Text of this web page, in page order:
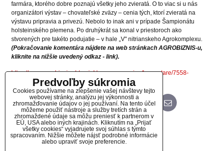
farmára, ktorého dobre poznajú všetky jeho zvieratá. O to viac si u nás
organizátori výstav – chovateľské zväzy – cenia tých, ktorí zvieratá na
výstavu pripravia a privezú. Nebolo to inak ani v prípade Šampionátu
holsteinského plemena. Po druhýkrát sa konal v priestoroch ako
stvorených pre takéto podujatie – v hale „V" nitrianskeho Agrokomplexu.
(Pokračovanie komentára nájdete na web stránkach AGROBIZNIS-u,
kliknite na nižšie uvedený odkaz - link).
https://www.agrobiznis.sk/projekty-agromagazinu/komentare/7558-
komentar-poklona-vystavovatelom-a-organizatorom
FacebookTwitter Bluesky PinterestReddit LinkedIn WhatsAppE-
mail
Diskusia
(0 komentárov)
Predvoľby súkromia
Cookies používame na zlepšenie vašej návštevy tejto
webovej stránky, analýzu jej výkonnosti a
zhromažďovanie údajov o jej používaní. Na tento účel
môžeme použiť nástroje a služby tretích strán a
zhromaždené údaje sa môžu preniesť k partnerom v
EÚ, USA alebo iných krajinách. Kliknutím na „Prijať
všetky cookies“ vyjadrujete svoj súhlas s týmto
spracovaním. Nižšie môžete nájsť podrobné informácie
alebo upraviť svoje preferencie.